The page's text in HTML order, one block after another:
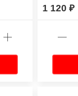
1 120